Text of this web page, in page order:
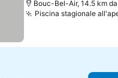
Bouc-Bel-Air, 14.5 km
Piscina stagionale